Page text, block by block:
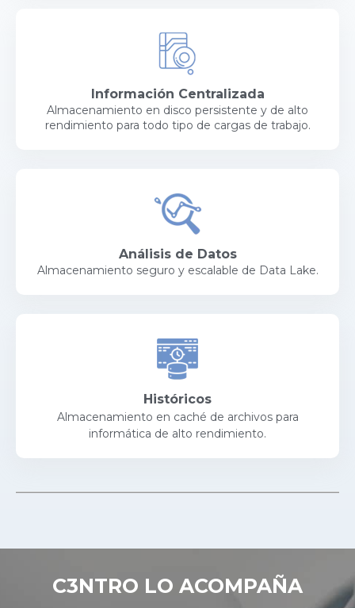
Información Centralizada
Almacenamiento en disco persistente y de alto
rendimiento para todo tipo de cargas de trabajo.
Análisis de Datos
Almacenamiento seguro y escalable de Data Lake.
Históricos
Almacenamiento en caché de archivos para
informática de alto rendimiento.
C3NTRO LO ACOMPAÑA